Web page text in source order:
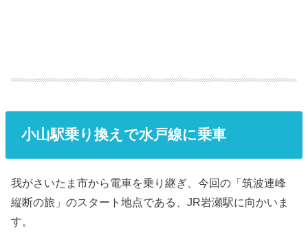
小山駅乗り換えで水戸線に乗車
我がさいたま市から電車を乗り継ぎ、今回の「筑波連峰
縦断の旅」のスタート地点である、JR岩瀬駅に向かいま
す。